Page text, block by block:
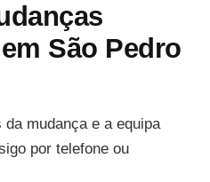
São Pedro
mudança e a equipa
por telefone ou